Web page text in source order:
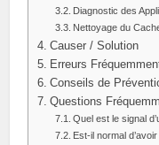
Diagnostic des
Nettoyage du
Causer / Solution
Erreurs
Conseils de
Questions
Quel est le signal
Est-il normal